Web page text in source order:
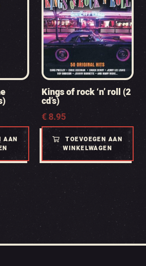
AAN
Kings of rock ‘n’ roll (2
cd’s)
€8.95
TOEVOEGEN AAN
WINKELWAGEN